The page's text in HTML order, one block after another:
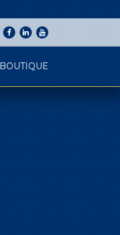
facebook
linkedinyoutube
BOUTIQUE